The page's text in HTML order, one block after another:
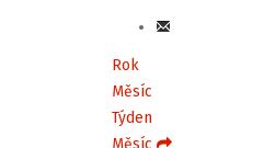
Rok
Měsíc
Týden
Měsíc